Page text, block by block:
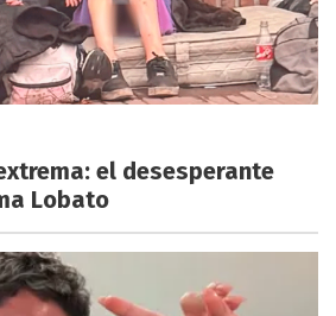
el desesperante
Lobato